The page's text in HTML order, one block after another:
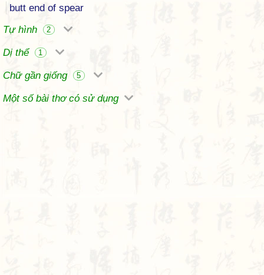
butt end of spear
Tự hình
2
Dị thể 1
Chữ gần giống 5
Một số bài thơ có sử dụng